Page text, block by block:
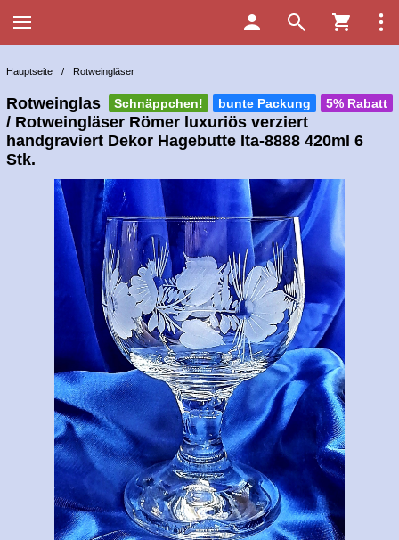
Hauptseite / Rotweingläser
5% Rabatt
bunte Packung
Schnäppchen!
Rotweinglas
/ Rotweingläser Römer luxuriös verziert
handgraviert Dekor Hagebutte Ita-8888 420ml 6
Stk.